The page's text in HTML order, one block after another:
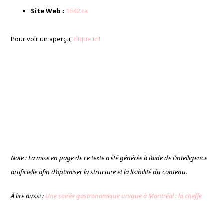
Site Web : 1642.ca
Pour voir un aperçu, clique ici!
Note : La mise en page de ce texte a été générée à l’aide de l’intelligence
artificielle afin d’optimiser la structure et la lisibilité du contenu.
À lire aussi : Une soirée gastronomique unique à Montréal : la cheffe